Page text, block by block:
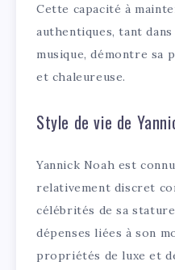
Cette capacité à
authentiques, tant
musique, démontre sa
et chaleureuse.
Style de vie de
Yannick Noah est
relativement discret
célébrités de sa
dépenses liées à son
propriétés de luxe et